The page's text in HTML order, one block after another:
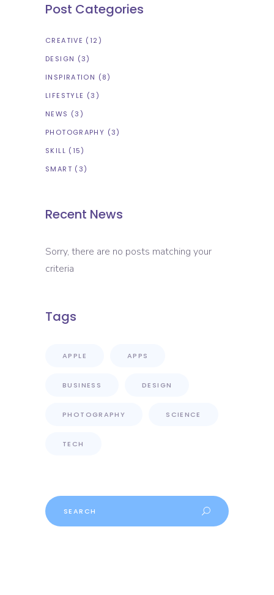
Post Categories
CREATIVE (12)
DESIGN (3)
INSPIRATION (8)
LIFESTYLE (3)
NEWS (3)
PHOTOGRAPHY (3)
SKILL (15)
SMART (3)
Recent News
Sorry, there are no posts matching your
criteria
Tags
APPLE APPS
BUSINESS DESIGN
PHOTOGRAPHY SCIENCE
TECH